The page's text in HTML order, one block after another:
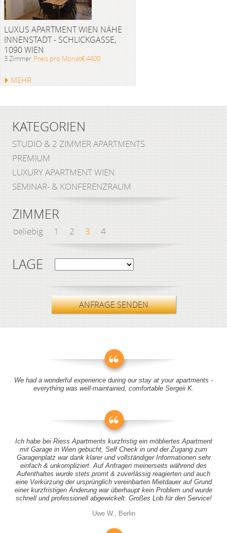
LUXUS APARTMENT WIEN NÄHE
INNENSTADT - SCHLICKGASSE,
1090 WIEN
3 Zimmer Preis pro Monat€ 4400
MEHR
KATEGORIEN
STUDIO & 2 ZIMMER APARTMENTS
PREMIUM
LUXURY APARTMENT WIEN
SEMINAR- & KONFERENZRAUM
ZIMMER
beliebig 1 2 3 4
LAGE
ANFRAGE SENDEN
We had a wonderful experience during our stay at your apartments -
everything was well-maintained, comfortable Sergeii K.
Ich habe bei Riess Apartments kurzfristig ein möbliertes Apartment
mit Garage in Wien gebucht, Self Check in und der Zugang zum
Garagenplatz war dank klarer und vollständiger Informationen sehr
einfach & unkompliziert. Auf Anfragen meinerseits während des
Aufenthaltes wurde stets promt & zuverlässig reagierten und auch
eine Verkürzung der ursprünglich vereinbarten Mietdauer auf Grund
einer kurzfristigen Änderung war überhaupt kein Problem und wurde
schnell und professionell abgewickelt. Großes Lob für den Service!
Uwe W., Berlin